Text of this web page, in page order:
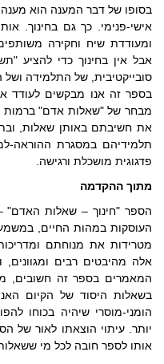
בסופו של דבר המענה הוא מענה
אישי-פנימי. כך גם בחינוך.
ומעודדת שיח וחקירה
אבל אין בחינוך כדי להציע
סובייקטיבית, של התלמידה ושל
בספר זה אנו מבקשים לעודד
מבחר של "שאלות אדם" ברמות
את חשיבתם באותן שאלות,
תלמידיהם במסגרת ההוראה-
פדגוגית מושכלת ורגישה.
מתוך ההקדמה
הספר "חינוך – שאלות האדם"
העוסקות במהות החיים,
מטרידות את מנוחתם
אלה מהיבטים רבים ומגוונים,
המאמרים בספר זה חשובים,
בשאלות היסוד של הקיום
הומני-מוסרי שיהיה בכוחו
יותר. עיתוי הוצאתו לאור של
אותו לספר חובה לכל מי